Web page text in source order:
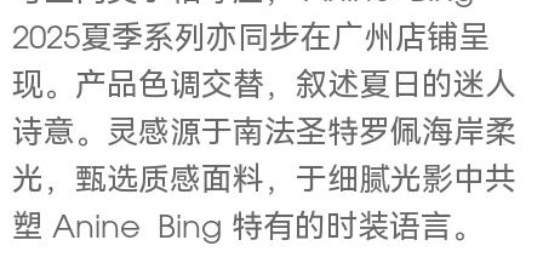
2025夏季系列亦同步在广州店铺呈
现。产品色调交替，叙述夏日的迷人
诗意。灵感源于南法圣特罗佩海岸柔
光，甄选质感面料，于细腻光影中共
塑 Anine Bing 特有的时装语言。